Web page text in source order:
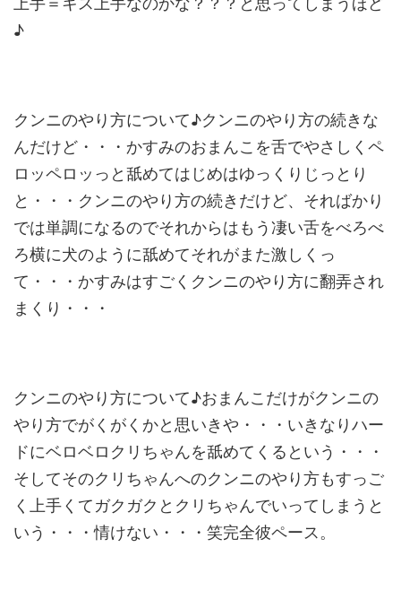
♪
クンニのやり方について♪クンニのやり方の続きな
んだけど・・・かすみのおまんこを舌でやさしくペ
ロッペロッっと舐めてはじめはゆっくりじっとり
と・・・クンニのやり方の続きだけど、そればかり
では単調になるのでそれからはもう凄い舌をべろべ
ろ横に犬のように舐めてそれがまた激しくっ
て・・・かすみはすごくクンニのやり方に翻弄され
まくり・・・
クンニのやり方について♪おまんこだけがクンニの
やり方でがくがくかと思いきや・・・いきなりハー
ドにベロベロクリちゃんを舐めてくるという・・・
そしてそのクリちゃんへのクンニのやり方もすっご
く上手くてガクガクとクリちゃんでいってしまうと
いう・・・情けない・・・笑完全彼ペース。